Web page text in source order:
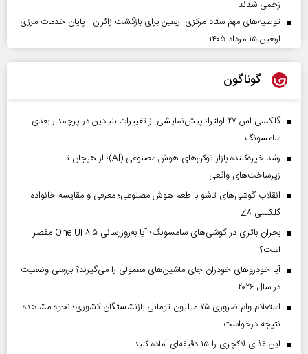
زخمی شدند
توصیه‌های مهم ستاد مرکزی اربعین برای بازگشت زائران | پایان خدمات مرزی
اربعین ۱۵ مرداد ۱۴۰۵
گوناگون
گلکسی اس ۲۷ اولترا؛ پیش‌نمایشی از تغییرات بنیادین در پرچمدار بعدی
سامسونگ
رشد خیره‌کننده بازار توکن‌های هوش مصنوعی (AI)؛ از هیجان تا
زیرساخت‌های واقعی
انقلاب گوشی‌های تاشو‌ با طعم هوش مصنوعی؛ معرفی و مقایسه خانواده
گلکسی Z۸
بحران باتری در گوشی‌های سامسونگ؛ آیا به‌روزرسانی One UI ۸.۵ مقصر
است؟
آیا خودروهای خودران جای ماشین‌های معمولی را می‌گیرند؟ بررسی وضعیت
در سال ۲۰۲۶
استعلام وام ضروری ۷۵ میلیون تومانی بازنشستگان کشوری؛ نحوه مشاهده
نتیجه درخواست
این غذای لاکچری را ۱۵ دقیقه‌ای آماده کنید